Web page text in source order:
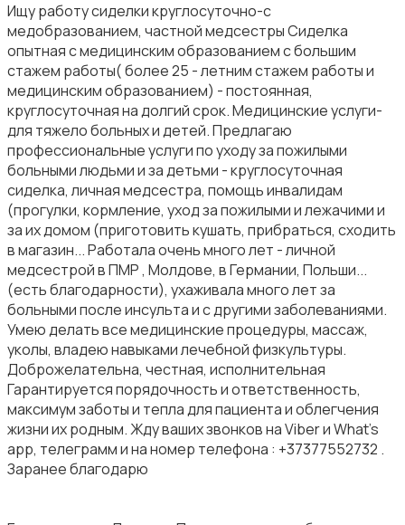
Ищу работу сиделки круглосуточно-с
медобразованием, частной медсестры Сиделка
опытная с медицинским образованием с большим
стажем работы( более 25 - летним стажем работы и
медицинским образованием) - постоянная,
круглосуточная на долгий срок. Медицинские услуги-
для тяжело больных и детей. Предлагаю
профессиональные услуги по уходу за пожилыми
больными людьми и за детьми - круглосуточная
сиделка, личная медсестра, помощь инвалидам
(прогулки, кормление, уход за пожилыми и лежачими и
за их домом (приготовить кушать, прибраться, сходить
в магазин... Работала очень много лет - личной
медсестрой в ПМР , Молдове, в Германии, Польши...
(есть благодарности), ухаживала много лет за
больными после инсульта и с другими заболеваниями.
Умею делать все медицинские процедуры, массаж,
уколы, владею навыками лечебной физкультуры.
Доброжелательна, честная, исполнительная
Гарантируется порядочность и ответственность,
максимум заботы и тепла для пациента и облегчения
жизни их родным. Жду ваших звонков на Viber и What's
app, телеграмм и на номер телефона : +37377552732 .
Заранее благодарю